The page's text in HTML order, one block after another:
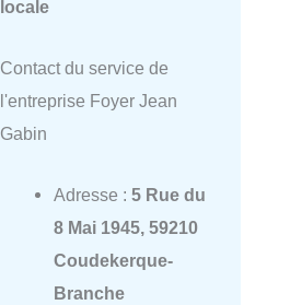
locale
Contact du service de
l'entreprise Foyer Jean
Gabin
Adresse : 5 Rue du
8 Mai 1945, 59210
Coudekerque-
Branche